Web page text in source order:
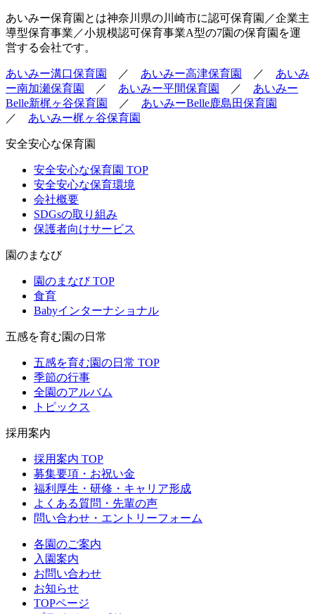
あいみー保育園とは神奈川県の川崎市に認可保育園／企業主
導型保育事業／小規模認可保育事業A型の7園の保育園を運
営する会社です。
あいみー溝口保育園 ／ あいみー高津保育園 ／ あいみ
ー南加瀬保育園
／ あいみー平間保育園 ／ あいみー
Belle新梶ヶ谷保育園
／ あいみーBelle鹿島田保育園
／ あいみー梶ヶ谷保育園
安全安心な保育園
安全安心な保育園 TOP
安全安心な保育環境
会社概要
SDGsの取り組み
保護者向けサービス
園のまなび
園のまなび TOP
食育
Babyインターナショナル
五感を育む園の日常
五感を育む園の日常 TOP
季節の行事
全園のアルバム
トピックス
採用案内
採用案内 TOP
募集要項・お祝い金
福利厚生・研修・キャリア形成
よくある質問・先輩の声
問い合わせ・エントリーフォーム
各園のご案内
入園案内
お問い合わせ
お知らせ
TOPページ